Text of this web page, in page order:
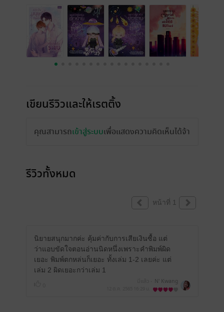
เขียนรีวิวและให้เรตติ้ง
คุณสามารถเข้าสู่ระบบเพื่อแสดงความคิดเห็นได้จ้า
รีวิวทั้งหมด
หน้าที่ 1
นิยายสนุกมากค่ะ คุ้มค่ากับการเสียเงินซื้อ แต่
ว่าแอบขัดใจตอนอ่านนิดหนึ่งเพราะคำพิมพ์ผิด
เยอะ พิมพ์ตกหล่นก็เยอะ ทั้งเล่ม 1-2 เลยค่ะ แต่
เล่ม 2 ผิดเยอะกว่าเล่ม 1
N' Kwang